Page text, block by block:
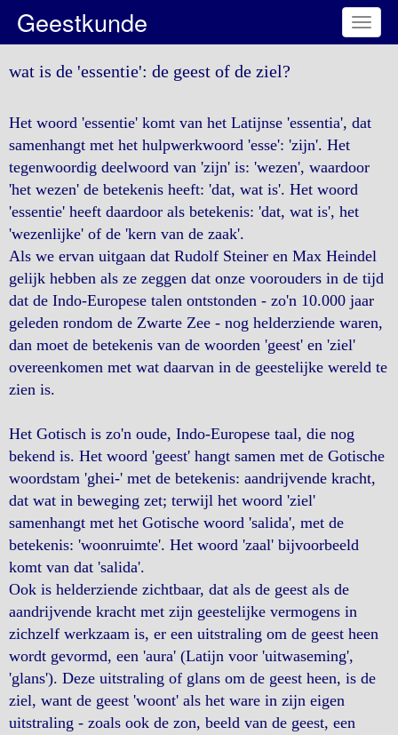
Toggle
Geestkunde
wat is de 'essentie': de geest of de ziel?
Het woord 'essentie' komt van het Latijnse 'essentia', dat
samenhangt met het hulpwerkwoord 'esse': 'zijn'. Het
tegenwoordig deelwoord van 'zijn' is: 'wezen', waardoor
'het wezen' de betekenis heeft: 'dat, wat is'. Het woord
'essentie' heeft daardoor als betekenis: 'dat, wat is', het
'wezenlijke' of de 'kern van de zaak'.
Als we ervan uitgaan dat Rudolf Steiner en Max Heindel
gelijk hebben als ze zeggen dat onze voorouders in de tijd
dat de Indo-Europese talen ontstonden - zo'n 10.000 jaar
geleden rondom de Zwarte Zee - nog helderziende waren,
dan moet de betekenis van de woorden 'geest' en 'ziel'
overeenkomen met wat daarvan in de geestelijke wereld te
zien is.
Het Gotisch is zo'n oude, Indo-Europese taal, die nog
bekend is. Het woord 'geest' hangt samen met de Gotische
woordstam 'ghei-' met de betekenis: aandrijvende kracht,
dat wat in beweging zet; terwijl het woord 'ziel'
samenhangt met het Gotische woord 'salida', met de
betekenis: 'woonruimte'. Het woord 'zaal' bijvoorbeeld
komt van dat 'salida'.
Ook is helderziende zichtbaar, dat als de geest als de
aandrijvende kracht met zijn geestelijke vermogens in
zichzelf werkzaam is, er een uitstraling om de geest heen
wordt gevormd, een 'aura' (Latijn voor 'uitwaseming',
'glans'). Deze uitstraling of glans om de geest heen, is de
ziel, want de geest 'woont' als het ware in zijn eigen
uitstraling - zoals ook de zon, beeld van de geest, een